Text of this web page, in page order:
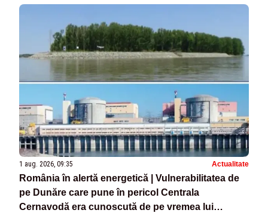
1 aug. 2026, 09:35 Actualitate
România în alertă energetică | Vulnerabilitatea de
pe Dunăre care pune în pericol Centrala
Cernavodă era cunoscută de pe vremea lui